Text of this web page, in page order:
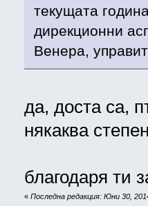
текущата
дирекционни
Венера,
да, доста са,
някаква
благодаря ти
« Последна редакция: Юни 30,